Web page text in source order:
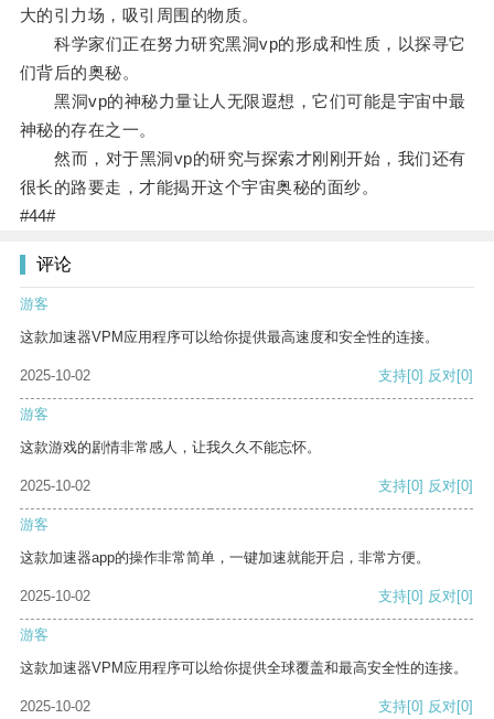
大的引力场，吸引周围的物质。
科学家们正在努力研究黑洞vp的形成和性质，以探寻它
们背后的奥秘。
黑洞vp的神秘力量让人无限遐想，它们可能是宇宙中最
神秘的存在之一。
然而，对于黑洞vp的研究与探索才刚刚开始，我们还有
很长的路要走，才能揭开这个宇宙奥秘的面纱。
#44#
评论
游客
这款加速器VPM应用程序可以给你提供最高速度和安全性的连接。
2025-10-02 支持[0] 反对[0]
游客
这款游戏的剧情非常感人，让我久久不能忘怀。
2025-10-02 支持[0] 反对[0]
游客
这款加速器app的操作非常简单，一键加速就能开启，非常方便。
2025-10-02 支持[0] 反对[0]
游客
这款加速器VPM应用程序可以给你提供全球覆盖和最高安全性的连接。
2025-10-02 支持[0] 反对[0]